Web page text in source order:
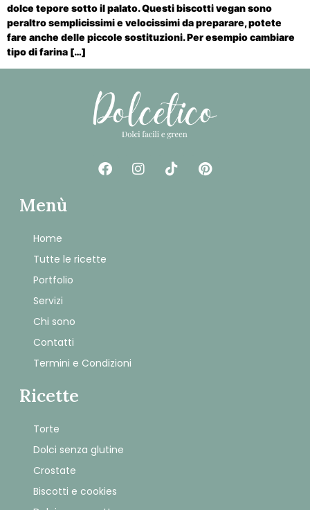
dolce tepore sotto il palato. Questi biscotti vegan sono
peraltro semplicissimi e velocissimi da preparare, potete
fare anche delle piccole sostituzioni. Per esempio cambiare
tipo di farina […]
Menù
Home
Tutte le ricette
Portfolio
Servizi
Chi sono
Contatti
Termini e Condizioni
Ricette
Torte
Dolci senza glutine
Crostate
Biscotti e cookies